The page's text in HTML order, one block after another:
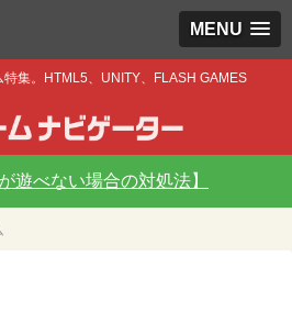
MENU
集。HTML5、UNITY、FLASH GAMES
遊べない場合の対処法】